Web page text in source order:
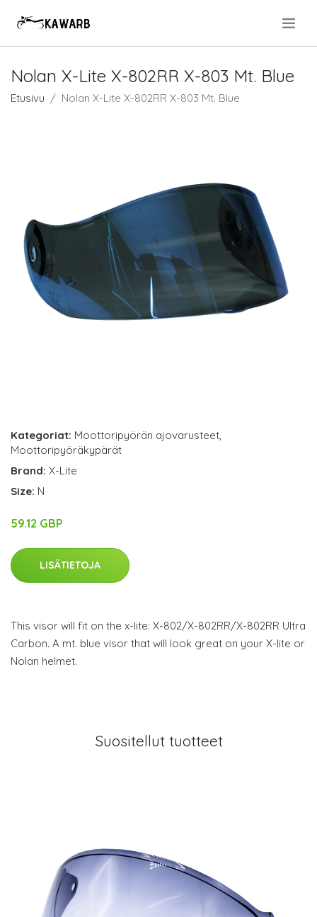
Nolan X-Lite X-802RR X-803 Mt. Blue
Etusivu Nolan X-Lite X-802RR X-803 Mt. Blue
Kategoriat: Moottoripyörän ajovarusteet,
Moottoripyöräkypärät
Brand: X-Lite
Size: N
59.12 GBP
LISÄTIETOJA
This visor will fit on the x-lite: X-802/X-802RR/X-802RR Ultra
Carbon. A mt. blue visor that will look great on your X-lite or
Nolan helmet.
Suositellut tuotteet